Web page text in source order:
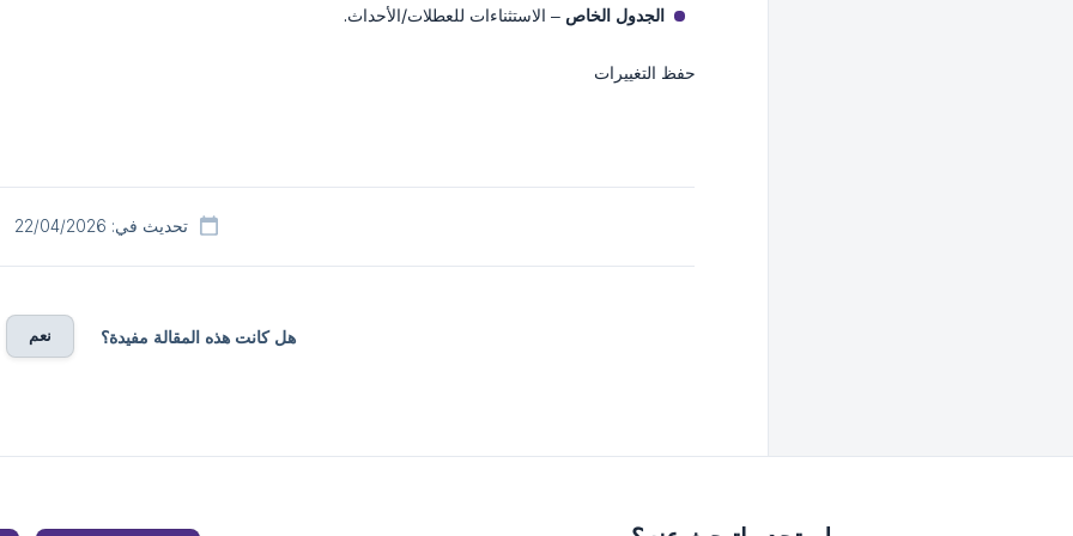
الجدول الخاص – الاستثناءات للعطلات/الأحداث.
حفظ التغييرات
تحديث في: 22/04/2026
هل كانت هذه المقالة مفيدة؟ نعم